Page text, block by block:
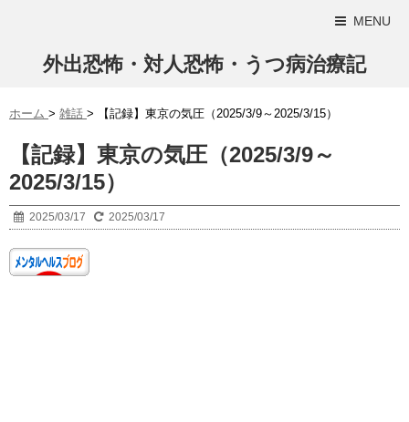
MENU
外出恐怖・対人恐怖・うつ病治療記
ホーム > 雑話 > 【記録】東京の気圧（2025/3/9～2025/3/15）
【記録】東京の気圧（2025/3/9～
2025/3/15）
2025/03/17 2025/03/17